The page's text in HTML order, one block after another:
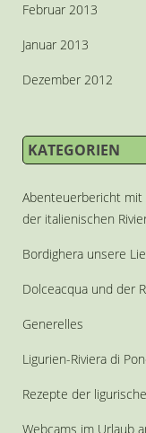
Februar 2013
Januar 2013
Dezember 2012
KATEGORIEN
Abenteuerbericht mit
der italienischen
Bordighera unsere
Dolceacqua und der
Generelles
Ligurien-Riviera di
Rezepte der
Webcams im Urlaub